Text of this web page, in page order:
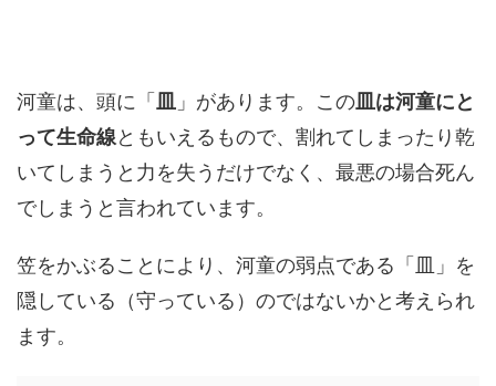
河童は、頭に「 皿 」があります。この皿は河童にと
って生命線ともいえるもので、割れてしまったり乾
いてしまうと力を失うだけでなく、最悪の場合死ん
でしまうと言われています。
笠をかぶることにより、河童の弱点である「皿」を
隠している（守っている）のではないかと考えられ
ます。